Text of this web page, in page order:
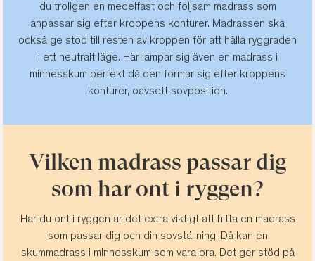
du troligen en medelfast och följsam madrass som
anpassar sig efter kroppens konturer. Madrassen ska
också ge stöd till resten av kroppen för att hålla ryggraden
i ett neutralt läge. Här lämpar sig även en madrass i
minnesskum perfekt då den formar sig efter kroppens
konturer, oavsett sovposition.
Vilken madrass passar dig
som har ont i ryggen?
Har du ont i ryggen är det extra viktigt att hitta en madrass
som passar dig och din sovställning. Då kan en
skummadrass i minnesskum som vara bra. Det ger stöd på